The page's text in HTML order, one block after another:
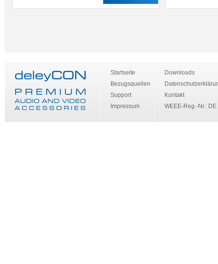
Startseite
Bezugsquellen
Support
Impressum
Downloads
Kontakt
WEEE-Reg.-Nr.: